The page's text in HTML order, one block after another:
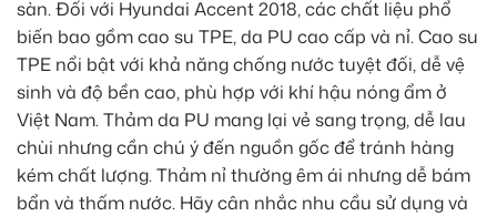
sàn. Đối với Hyundai Accent 2018, các chất liệu phổ
biến bao gồm cao su TPE, da PU cao cấp và nỉ. Cao su
TPE nổi bật với khả năng chống nước tuyệt đối, dễ vệ
sinh và độ bền cao, phù hợp với khí hậu nóng ẩm ở
Việt Nam. Thảm da PU mang lại vẻ sang trọng, dễ lau
chùi nhưng cần chú ý đến nguồn gốc để tránh hàng
kém chất lượng. Thảm nỉ thường êm ái nhưng dễ bám
bẩn và thấm nước. Hãy cân nhắc nhu cầu sử dụng và